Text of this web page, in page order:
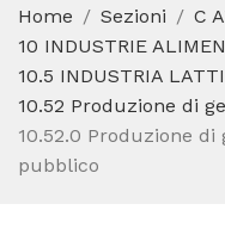
SEZIONI
CODICE ATECO A
REGIME
CODICE FISCALE
Home
Sezioni
C
10 INDUSTRIE
10.5 INDUSTRIA
10.52 Produzione di
10.52.0 Produzione
pubblico